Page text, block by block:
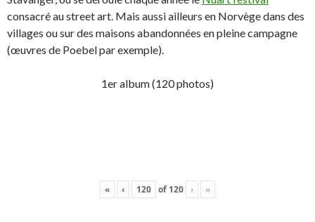
consacré au street art. Mais aussi ailleurs en Norvège dans des
villages ou sur des maisons abandonnées en pleine campagne
(œuvres de Poebel par exemple).
1er album (120 photos)
« ‹ of 120 › »